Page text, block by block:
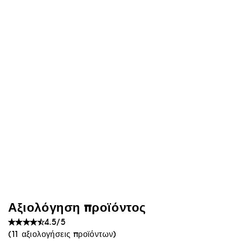
Αξιολόγηση προϊόντος
4.5/5
(11 αξιολογήσεις προϊόντων)